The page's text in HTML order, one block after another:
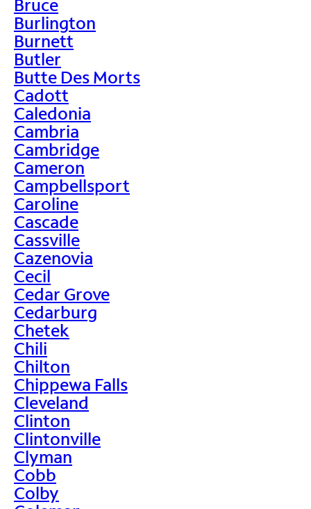
Bruce
Burlington
Burnett
Butler
Butte Des Morts
Cadott
Caledonia
Cambria
Cambridge
Cameron
Campbellsport
Caroline
Cascade
Cassville
Cazenovia
Cecil
Cedar Grove
Cedarburg
Chetek
Chili
Chilton
Chippewa Falls
Cleveland
Clinton
Clintonville
Clyman
Cobb
Colby